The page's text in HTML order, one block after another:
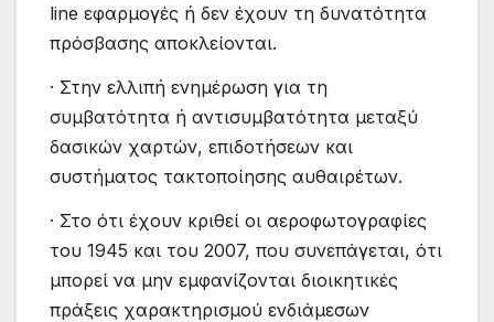
line εφαρμογές ή δεν έχουν τη δυνατότητα
πρόσβασης αποκλείονται.
· Στην ελλιπή ενημέρωση για τη
συμβατότητα ή αντισυμβατότητα μεταξύ
δασικών χαρτών, επιδοτήσεων και
συστήματος τακτοποίησης αυθαιρέτων.
· Στο ότι έχουν κριθεί οι αεροφωτογραφίες
του 1945 και του 2007, που συνεπάγεται, ότι
μπορεί να μην εμφανίζονται διοικητικές
πράξεις χαρακτηρισμού ενδιάμεσων